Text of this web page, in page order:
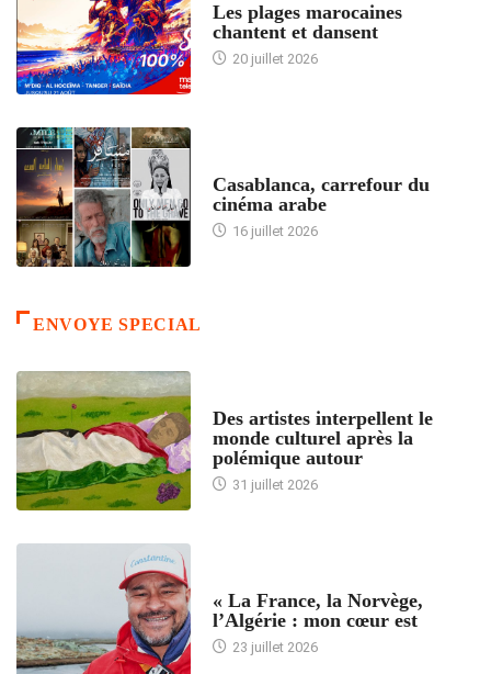
Les plages marocaines
chantent et dansent
20 juillet 2026
Casablanca, carrefour du
cinéma arabe
16 juillet 2026
ENVOYE SPECIAL
Des artistes interpellent le
monde culturel après la
polémique autour
31 juillet 2026
« La France, la Norvège,
l’Algérie : mon cœur est
23 juillet 2026